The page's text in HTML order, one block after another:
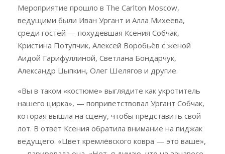
Мероприятие прошло в The Carlton Moscow,
ведущими были Иван Ургант и Алла Михеева,
среди гостей — похудевшая Ксения Собчак,
Кристина Потупчик, Алексей Воробьёв с женой
Аидой Гарифуллиной, Светлана Бондарчук,
Александр Цыпкин, Олег Шелягов и другие.
«Вы в таком «костюме» выглядите как укротитель
нашего цирка», — поприветствовал Ургант Собчак,
которая вышла на сцену, чтобы представить свой
лот. В ответ Ксения обратила внимание на пиджак
ведущего. «Цвет кремлёвского ковра — это ваше»,